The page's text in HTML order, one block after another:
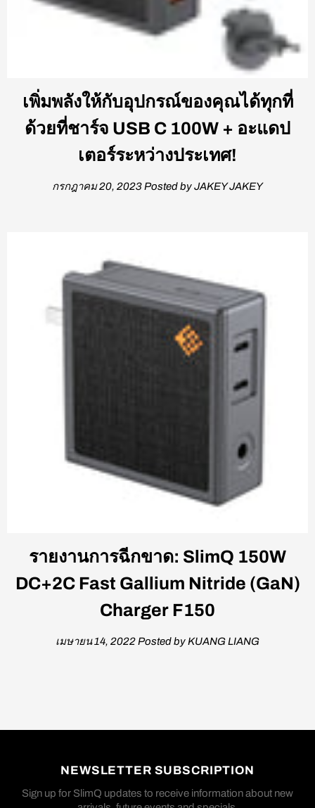
เพิ่มพลังให้กับอุปกรณ์ของคุณได้ทุกที่
ด้วยที่ชาร์จ USB C 100W + อะแดป
เตอร์ระหว่างประเทศ!
กรกฎาคม 20, 2023Posted by JAKEY JAKEY
รายงานการฉีกขาด: SlimQ 150W
DC+2C Fast Gallium Nitride (GaN)
Charger F150
เมษายน 14, 2022Posted by KUANG LIANG
NEWSLETTER SUBSCRIPTION
Sign up for SlimQ updates to receive information about new